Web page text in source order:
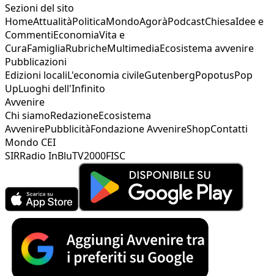
Sezioni del sito
HomeAttualitàPoliticaMondoAgoràPodcastChiesaIdee e
CommentiEconomiaVita e
CuraFamigliaRubricheMultimediaEcosistema avvenire
Pubblicazioni
Edizioni localiL'economia civileGutenbergPopotusPop
UpLuoghi dell'Infinito
Avvenire
Chi siamoRedazioneEcosistema
AvvenirePubblicitàFondazione AvvenireShopContatti
Mondo CEI
SIRRadio InBluTV2000FISC